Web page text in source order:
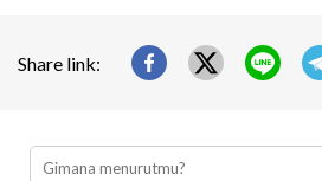
Share link: